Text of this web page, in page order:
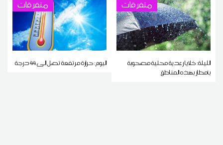
متفرقات
الليلة: خلايا رعدية محلية مصحوبة
بأمطار بهذه المناطق
متفرقات
اليوم: حرارة مرتفعة تصل إلى 44 درجة